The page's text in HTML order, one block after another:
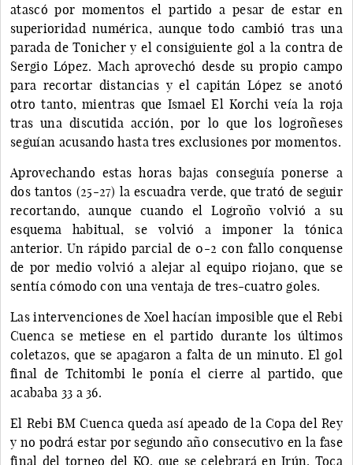
atascó por momentos el partido a pesar de estar en
superioridad numérica, aunque todo cambió tras una
parada de Tonicher y el consiguiente gol a la contra de
Sergio López. Mach aprovechó desde su propio campo
para recortar distancias y el capitán López se anotó
otro tanto, mientras que Ismael El Korchi veía la roja
tras una discutida acción, por lo que los logroñeses
seguían acusando hasta tres exclusiones por momentos.
Aprovechando estas horas bajas conseguía ponerse a
dos tantos (25-27) la escuadra verde, que trató de seguir
recortando, aunque cuando el Logroño volvió a su
esquema habitual, se volvió a imponer la tónica
anterior. Un rápido parcial de 0-2 con fallo conquense
de por medio volvió a alejar al equipo riojano, que se
sentía cómodo con una ventaja de tres-cuatro goles.
Las intervenciones de Xoel hacían imposible que el Rebi
Cuenca se metiese en el partido durante los últimos
coletazos, que se apagaron a falta de un minuto. El gol
final de Tchitombi le ponía el cierre al partido, que
acababa 33 a 36.
El Rebi BM Cuenca queda así apeado de la Copa del Rey
y no podrá estar por segundo año consecutivo en la fase
final del torneo del KO, que se celebrará en Irún. Toca